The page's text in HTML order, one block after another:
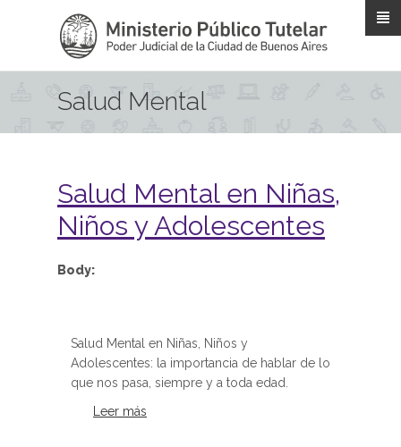
Salud Mental
Salud Mental en Niñas,
Niños y Adolescentes
Body:
Salud Mental en Niñas, Niños y
Adolescentes: la importancia de hablar de lo
que nos pasa, siempre y a toda edad.
Leer más